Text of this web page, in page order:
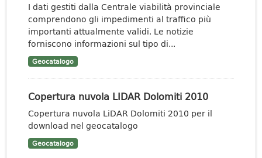
I dati gestiti dalla Centrale viabilità provinciale
comprendono gli impedimenti al traffico più
importanti attualmente validi. Le notizie
forniscono informazioni sul tipo di...
Geocatalogo
Copertura nuvola LIDAR Dolomiti 2010
Copertura nuvola LiDAR Dolomiti 2010 per il
download nel geocatalogo
Geocatalogo